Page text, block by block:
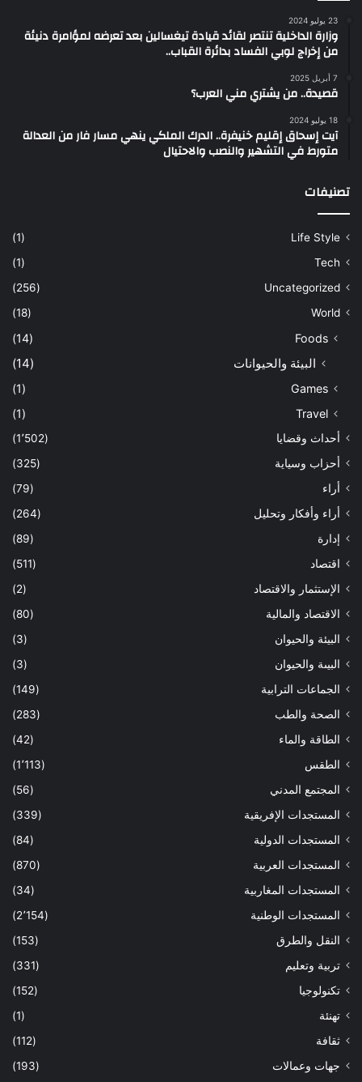
23 يوليو 2024
وزارة الداخلية تنتصر لقائد قيادة تيغسالين بعد تعرضه لمؤامرة دنيئة
من إخراج لوبي الفساد بدائرة القباب..
7 أبريل 2025
قصيدة.. من يشتري مني العرب؟
18 يوليو 2024
آيت إسحاق إقليم خنيفرة.. الدرك الملكي ينهي مسار فار من العدالة
متورط في التشهير والنصب والاحتيال
تصنيفات
Life Style
(1)
Tech
(1)
Uncategorized
(256)
World
(18)
Foods
(14)
البيئة والحيوانات (14)
Games
(1)
Travel
(1)
أحداث وقضايا
(1٬502)
أحزاب وسياية
(325)
أراء
(79)
أراء وأفكار وتحليل
(264)
إدارة
(89)
اقتصاد
(511)
الإستثمار والاقتصاد
(2)
الاقتصاد والمالية
(80)
البيئة والحيوان
(3)
البيىة والحيوان
(3)
الجماعات الترابية
(149)
الصحة والطب
(283)
الطاقة والماء
(42)
الطقس
(1٬113)
المجتمع المدني
(56)
المستجدات الإفريقية
(339)
المستجدات الدولية
(84)
المستجدات العربية
(870)
المستجدات المغاربية
(34)
المستجدات الوطنية
(2٬154)
النقل والطرق
(153)
تربية وتعليم
(331)
تكنولوجيا
(152)
تهنئة
(1)
ثقافة
(112)
جهات وعمالات
(193)